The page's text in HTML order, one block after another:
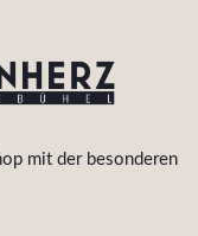
mit der besonderen